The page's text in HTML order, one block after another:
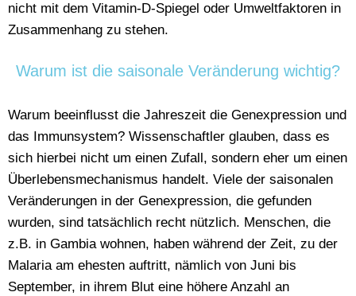
nicht mit dem Vitamin-D-Spiegel oder Umweltfaktoren in
Zusammenhang zu stehen.
Warum ist die saisonale Veränderung wichtig?
Warum beeinflusst die Jahreszeit die Genexpression und
das Immunsystem? Wissenschaftler glauben, dass es
sich hierbei nicht um einen Zufall, sondern eher um einen
Überlebensmechanismus handelt. Viele der saisonalen
Veränderungen in der Genexpression, die gefunden
wurden, sind tatsächlich recht nützlich. Menschen, die
z.B. in Gambia wohnen, haben während der Zeit, zu der
Malaria am ehesten auftritt, nämlich von Juni bis
September, in ihrem Blut eine höhere Anzahl an